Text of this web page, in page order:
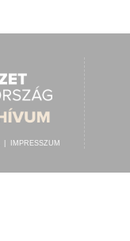
IMPRESSZUM